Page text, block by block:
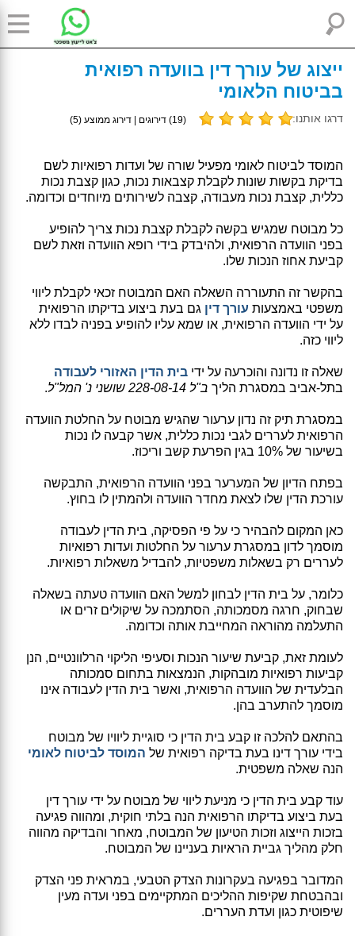
ייצוג של עורך דין בוועדה רפואית
בביטוח הלאומי
דרגו אותנו: (
19) דירוגים | דירוג ממוצע (5
)
המוסד לביטוח לאומי מפעיל שורה של ועדות רפואיות לשם
בדיקת בקשות שונות לקבלת קצבאות נכות, כגון קצבת נכות
כללית, קצבת נכות מעבודה, קצבה לשירותים מיוחדים וכדומה.
כל מבוטח שמגיש בקשה לקבלת קצבת נכות צריך להופיע
בפני הוועדה הרפואית, ולהיבדק בידי רופא הוועדה וזאת לשם
קביעת אחוז הנכות שלו.
בהקשר זה התעוררה השאלה האם המבוטח זכאי לקבלת ליווי
משפטי באמצעות עורך דין גם בעת ביצוע בדיקתו הרפואית
על ידי הוועדה הרפואית, או שמא עליו להופיע בפניה לבדו ללא
ליווי כזה.
שאלה זו נדונה והוכרעה על ידי בית הדין האזורי לעבודה
בתל-אביב במסגרת הליך ב"ל 228-08-14 שושני נ' המל"ל .
במסגרת תיק זה נדון ערעור שהגיש מבוטח על החלטת הוועדה
הרפואית לעררים לגבי נכות כללית, אשר קבעה לו נכות
בשיעור של 10% בגין הפרעת קשב וריכוז.
בפתח הדיון של המערער בפני הוועדה הרפואית, התבקשה
עורכת הדין שלו לצאת מחדר הוועדה ולהמתין לו בחוץ.
כאן המקום להבהיר כי על פי הפסיקה, בית הדין לעבודה
מוסמך לדון במסגרת ערעור על החלטות ועדות רפואיות
לעררים רק בשאלות משפטיות, להבדיל משאלות רפואיות.
כלומר, על בית הדין לבחון למשל האם הוועדה טעתה בשאלה
שבחוק, חרגה מסמכותה, הסתמכה על שיקולים זרים או
התעלמה מהוראה המחייבת אותה וכדומה.
לעומת זאת, קביעת שיעור הנכות וסעיפי הליקוי הרלוונטיים, הנן
קביעות רפואיות מובהקות, הנמצאות בתחום סמכותה
הבלעדית של הוועדה הרפואית, ואשר בית הדין לעבודה אינו
מוסמך להתערב בהן.
בהתאם להלכה זו קבע בית הדין כי סוגיית ליוויו של מבוטח
בידי עורך דינו בעת בדיקה רפואית של המוסד לביטוח לאומי
הנה שאלה משפטית.
עוד קבע בית הדין כי מניעת ליווי של מבוטח על ידי עורך דין
בעת ביצוע בדיקתו הרפואית הנה בלתי חוקית, ומהווה פגיעה
בזכות הייצוג וזכות הטיעון של המבוטח, מאחר והבדיקה מהווה
חלק מהליך גביית הראיות בעניינו של המבוטח.
המדובר בפגיעה בעקרונות הצדק הטבעי, במראית פני הצדק
ובהבטחת שקיפות ההליכים המתקיימים בפני ועדה מעין
שיפוטית כגון ועדת העררים.